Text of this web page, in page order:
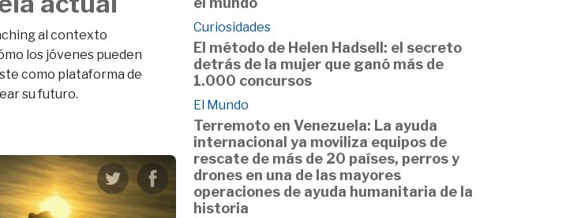
al contexto
los jóvenes pueden
como plataforma de
su futuro.
Curiosidades
El método de Helen Hadsell: el secreto
detrás de la mujer que ganó más de
1.000 concursos
El Mundo
Terremoto en Venezuela: La ayuda
internacional ya moviliza equipos de
rescate de más de 20 países, perros y
drones en una de las mayores
operaciones de ayuda humanitaria de la
historia